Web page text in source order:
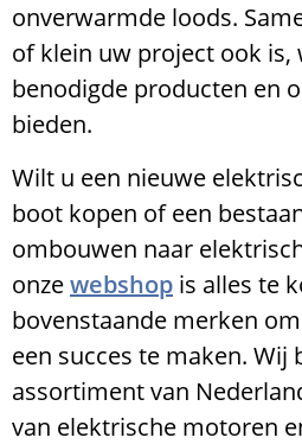
onverwarmde loods.
of klein uw project ook is,
benodigde producten en
bieden.
Wilt u een nieuwe
boot kopen of een
ombouwen naar
onzewebshop is alles te
bovenstaande merken
een succes te maken. Wij
assortiment van
van elektrische motoren